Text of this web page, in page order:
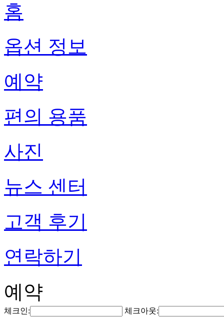
홈
옵션 정보
예약
편의 용품
사진
뉴스 센터
고객 후기
연락하기
예약
체크인: 체크아웃: